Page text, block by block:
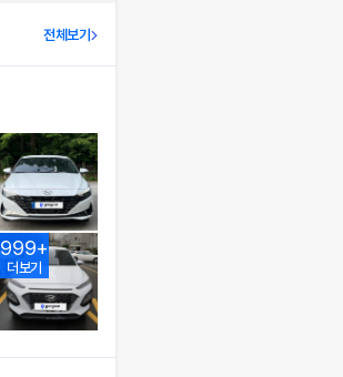
전체보기
999+
더보기